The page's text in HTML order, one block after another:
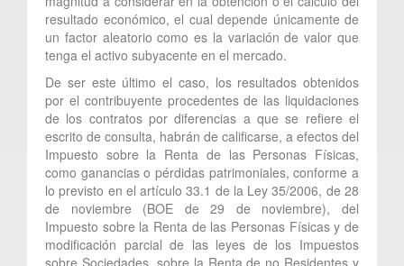
resultado económico, el cual depende únicamente de
un factor aleatorio como es la variación de valor que
tenga el activo subyacente en el mercado.
De ser este último el caso, los resultados obtenidos
por el contribuyente procedentes de las liquidaciones
de los contratos por diferencias a que se refiere el
escrito de consulta, habrán de calificarse, a efectos del
Impuesto sobre la Renta de las Personas Físicas,
como ganancias o pérdidas patrimoniales, conforme a
lo previsto en el artículo 33.1 de la Ley 35/2006, de 28
de noviembre (BOE de 29 de noviembre), del
Impuesto sobre la Renta de las Personas Físicas y de
modificación parcial de las leyes de los Impuestos
sobre Sociedades, sobre la Renta de no Residentes y